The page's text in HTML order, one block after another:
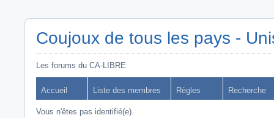
Coujoux de tous les pays -
Les forums du CA-LIBRE
Accueil Liste des membres Règles Recherche
Vous n'êtes pas identifié(e).